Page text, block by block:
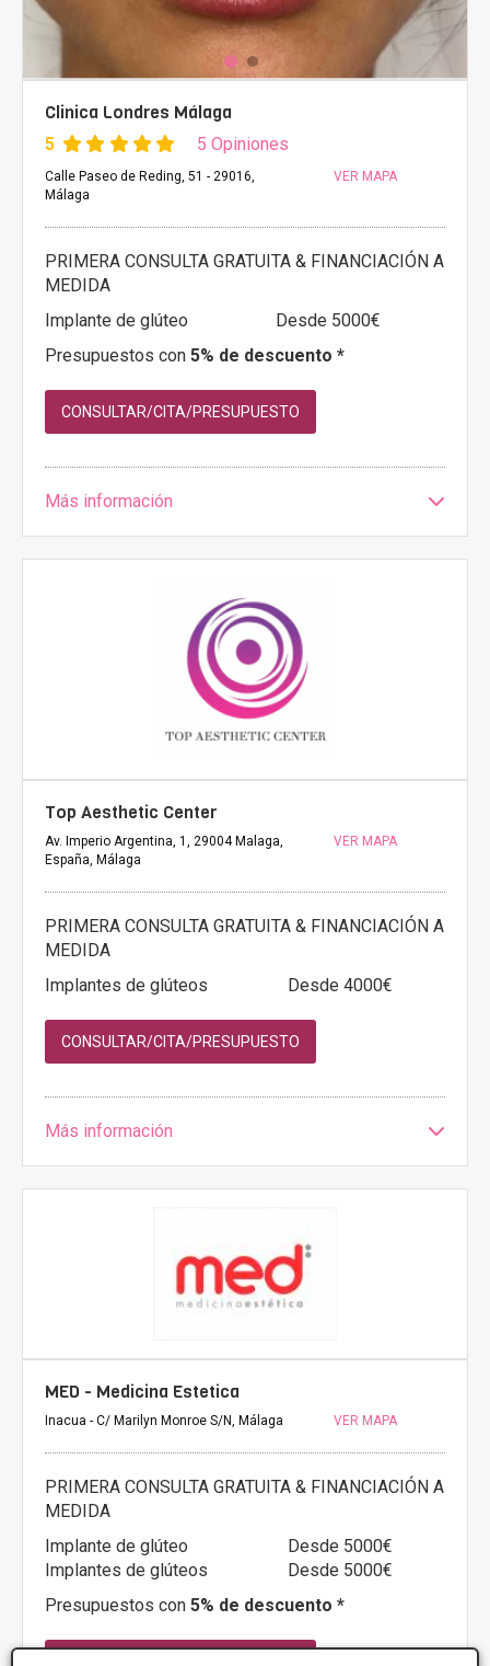
Clinica Londres Málaga
5 5 Opiniones
Calle Paseo de Reding, 51 - 29016,
Málaga
VER MAPA
PRIMERA CONSULTA GRATUITA & FINANCIACIÓN A
MEDIDA
Implante de glúteo
Desde 5000€
Presupuestos con 5% de descuento *
CONSULTAR/CITA/PRESUPUESTO
Más información
Top Aesthetic Center
Av. Imperio Argentina, 1, 29004 Malaga,
España, Málaga
VER MAPA
PRIMERA CONSULTA GRATUITA & FINANCIACIÓN A
MEDIDA
Implantes de glúteos
Desde 4000€
CONSULTAR/CITA/PRESUPUESTO
Más información
MED - Medicina Estetica
Inacua - C/ Marilyn Monroe S/N, Málaga VER MAPA
PRIMERA CONSULTA GRATUITA & FINANCIACIÓN A
MEDIDA
Implante de glúteo
Desde 5000€
Implantes de glúteos
Desde 5000€
Presupuestos con 5% de descuento *